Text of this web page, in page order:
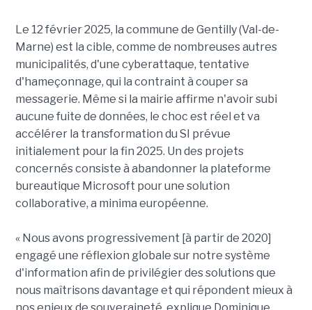
Le 12 février 2025, la commune de Gentilly (Val-de-
Marne) est la cible, comme de nombreuses autres
municipalités, d'une cyberattaque, tentative
d'hameçonnage, qui la contraint à couper sa
messagerie. Même si la mairie affirme n'avoir subi
aucune fuite de données, le choc est réel et va
accélérer la transformation du SI prévue
initialement pour la fin 2025. Un des projets
concernés consiste à abandonner la plateforme
bureautique Microsoft pour une solution
collaborative, a minima européenne.
« Nous avons progressivement [à partir de 2020]
engagé une réflexion globale sur notre système
d'information afin de privilégier des solutions que
nous maîtrisons davantage et qui répondent mieux à